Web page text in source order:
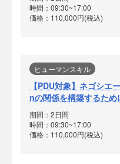
時間：09:30~17:00
価格：110,000円(税込)
ヒューマンスキル
【PDU対象】ネゴシエ
nの関係を構築するため
期間：2日間
時間：09:30~17:00
価格：110,000円(税込)